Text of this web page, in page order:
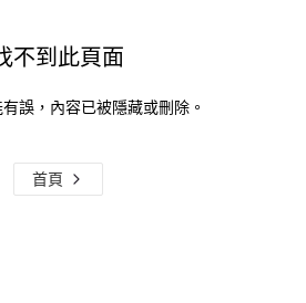
不到此頁面
誤，內容已被隱藏或刪除。
首頁